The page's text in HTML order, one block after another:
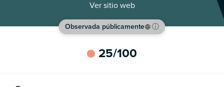
Ver sitio web
Observada públicamente ⓘ
25/100